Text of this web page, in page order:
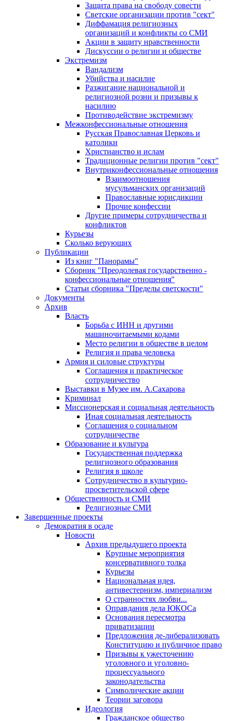
Защита права на свободу совести
Светские организации против "сект"
Диффамация религиозных
организаций и конфликты со СМИ
Акции в защиту нравственности
Дискуссии о религии и обществе
Экстремизм
Вандализм
Убийства и насилие
Разжигание национальной и
религиозной розни и призывы к
насилию
Противодействие экстремизму
Межконфессиональные отношения
Русская Православная Церковь и
католики
Христианство и ислам
Традиционные религии против "сект"
Внутриконфессиональные отношения
Взаимоотношения
мусульманских организаций
Православные юрисдикции
Прочие конфессии
Другие примеры сотрудничества и
конфликтов
Курьезы
Сколько верующих
Публикации
Из книг "Панорамы"
Сборник "Преодолевая государственно -
конфессиональные отношения"
Статьи сборника "Пределы светскости"
Документы
Архив
Власть
Борьба с ИНН и другими
машиночитаемыми кодами
Место религии в обществе в целом
Религия и права человека
Армия и силовые структуры
Соглашения и практическое
сотрудничество
Выставки в Музее им. А.Сахарова
Криминал
Миссионерская и социальная деятельность
Иная социальная деятельность
Соглашения о социальном
сотрудничестве
Образование и культура
Государственная поддержка
религиозного образования
Религия в школе
Сотрудничество в культурно-
просветительской сфере
Общественность и СМИ
Религиозные СМИ
Завершенные проекты
Демократия в осаде
Новости
Архив предыдущего проекта
Крупные мероприятия
консервативного толка
Курьезы
Национальная идея,
антивестернизм, империализм
О странностях любви...
Оправдания дела ЮКОСа
Основания пересмотра
приватизации
Предложения де-либерализовать
Конституцию и публичное право
Призывы к ужесточению
уголовного и уголовно-
процессуального
законодательства
Символические акции
Теории заговора
Идеология
Гражданское общество